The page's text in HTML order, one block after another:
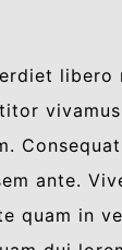
libero
ante.
quam in